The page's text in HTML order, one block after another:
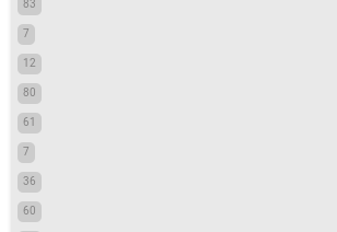
83
7
12
80
61
7
36
60